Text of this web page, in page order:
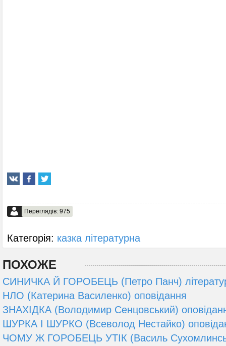
Переглядів: 975
Категорія: казка літературна
ПОХОЖЕ
СИНИЧКА Й ГОРОБЕЦЬ (Петро Панч)
НЛО (Катерина Василенко) оповідання
ЗНАХІДКА (Володимир Сенцовський)
ШУРКА I ШУРКО (Всеволод Нестайко)
ЧОМУ Ж ГОРОБЕЦЬ УТІК (Василь